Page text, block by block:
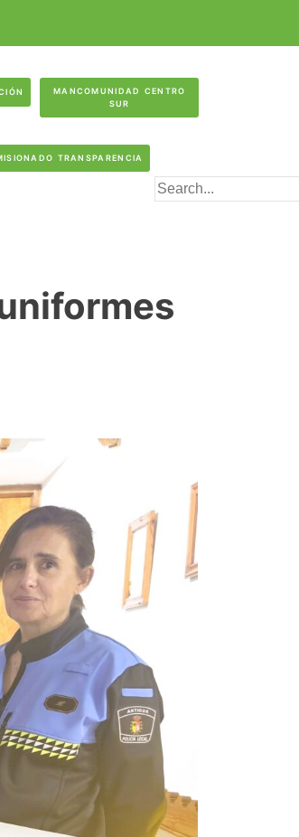
MANCOMUNIDAD CENTRO
SUR
TRANSPARENCIA